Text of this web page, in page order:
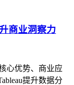
商业洞察力
心优势、商业应
提升数据分